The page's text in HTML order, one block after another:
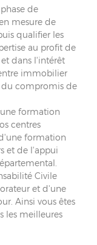
de
mesure de
qualifier les
au profit de
dans l'intérêt
immobilier
du compromis de
formation
centres
formation
et de l'appui
Civile
et d'une
Ainsi vous êtes
les meilleures